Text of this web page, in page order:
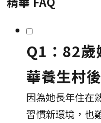
Q1：82歲
華養生村
因為她長年住在
習慣新環境，也